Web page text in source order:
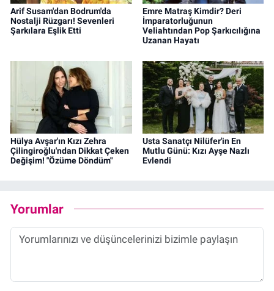
Arif Susam'dan Bodrum'da
Nostalji Rüzgarı! Sevenleri
Şarkılara Eşlik Etti
Emre Matraş Kimdir? Deri
İmparatorluğunun
Veliahtından Pop Şarkıcılığına
Uzanan Hayatı
Hülya Avşar'ın Kızı Zehra
Çilingiroğlu'ndan Dikkat Çeken
Değişim! "Özüme Döndüm"
Usta Sanatçı Nilüfer'in En
Mutlu Günü: Kızı Ayşe Nazlı
Evlendi
Yorumlar